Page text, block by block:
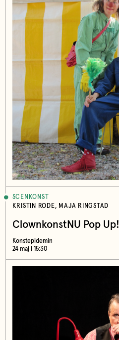
SCENKONST
KRISTIN RODE, MAJA RINGSTAD
ClownkonstNU Pop Up!
Konstepidemin
24 maj | 15:30